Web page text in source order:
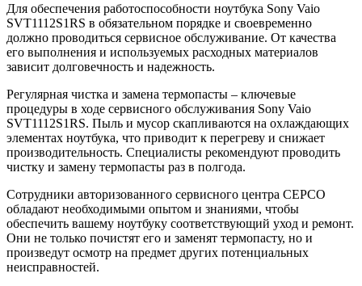
Для обеспечения работоспособности ноутбука Sony Vaio
SVT1112S1RS в обязательном порядке и своевременно
должно проводиться сервисное обслуживание. От качества
его выполнения и используемых расходных материалов
зависит долговечность и надежность.
Регулярная чистка и замена термопасты – ключевые
процедуры в ходе сервисного обслуживания Sony Vaio
SVT1112S1RS. Пыль и мусор скапливаются на охлаждающих
элементах ноутбука, что приводит к перегреву и снижает
производительность. Специалисты рекомендуют проводить
чистку и замену термопасты раз в полгода.
Сотрудники авторизованного сервисного центра СЕРСО
обладают необходимыми опытом и знаниями, чтобы
обеспечить вашему ноутбуку соответствующий уход и ремонт.
Они не только почистят его и заменят термопасту, но и
произведут осмотр на предмет других потенциальных
неисправностей.